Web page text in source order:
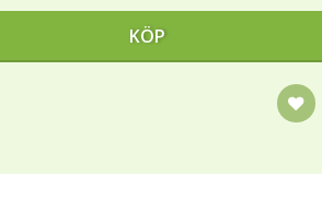
KÖP